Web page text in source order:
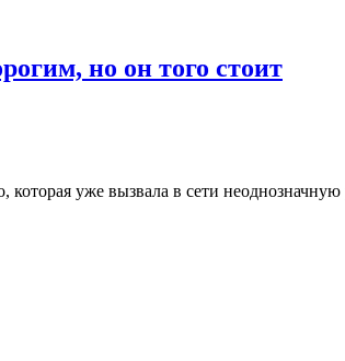
но он того стоит
уже вызвала в сети